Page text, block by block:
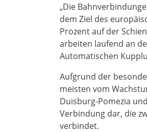
„Die
dem Ziel des
Prozent auf der
arbeiten laufend an
Automatischen
Aufgrund der
meisten vom
Duisburg-Pomezia
Verbindung dar, die
verbindet.